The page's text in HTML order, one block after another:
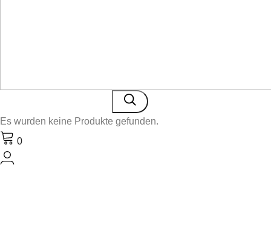
Es wurden keine Produkte gefunden.
0